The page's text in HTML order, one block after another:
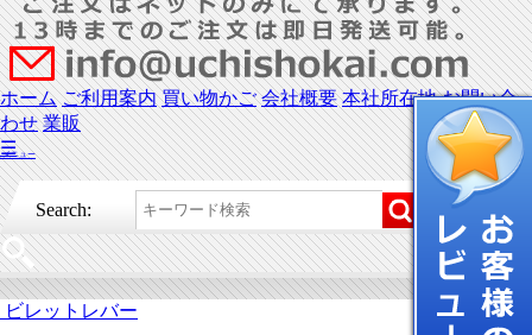
ホーム ご利用案内 買い物かご 会社概要 本社所在地 お問い合
わせ 業販
☰
メニュー
Search:
ビレットレバー